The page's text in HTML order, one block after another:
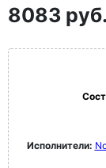
8083 руб.
Исполнители: